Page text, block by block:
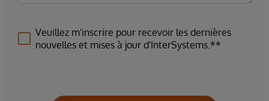
Veuillez m'inscrire pour recevoir les dernières
nouvelles et mises à jour d'InterSystems.**